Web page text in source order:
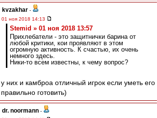
kvzakhar -
01 ноя 2018 14:13
Stemid » 01 ноя 2018 13:57
Прихлебатели - это защитнички барина от
любой критики, кои проявляют в этом
огромную активность. К счастью, их очень
немного здесь.
Ники-то всем известны, к чему вопрос?
у них и камброа отличный игрок если уметь его
правильно готовить)
dr. noormann -